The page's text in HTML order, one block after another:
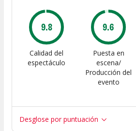
9.8
Calidad del
espectáculo
9.6
Puesta en
escena/
Producción del
evento
Desglose por puntuación